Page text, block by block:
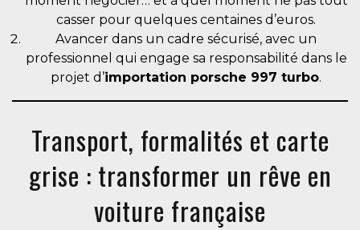
casser pour quelques centaines d’euros.
Avancer dans un cadre sécurisé, avec un
professionnel qui engage sa responsabilité dans le
projet d’importation porsche 997 turbo.
Transport, formalités et carte
grise : transformer un rêve en
voiture française